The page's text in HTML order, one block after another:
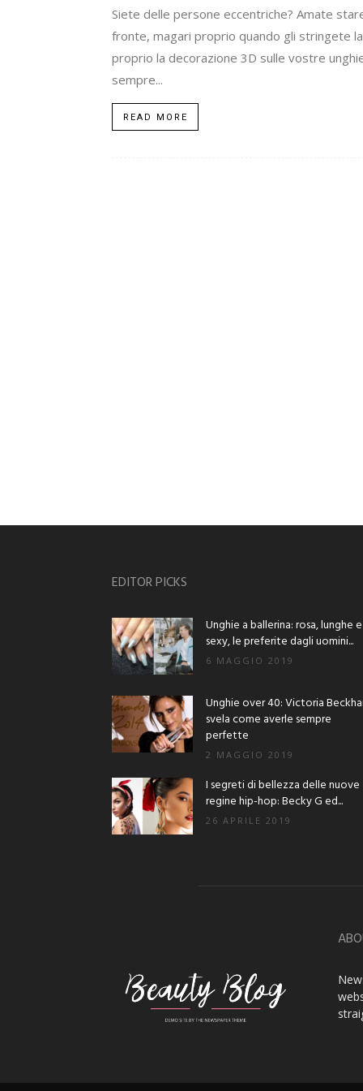
Siete delle persone eccentriche? Amate
fronte, magari proprio quando gli stringete
proprio la decorazione 3D sulle vostre
sempre...
READ MORE
EDITOR PICKS
Unghie a ballerina: rosa, lunghe e
sexy, le preferite dagli uomini...
6 MAGGIO 2019
Unghie over 40: Victoria
svela come averle sempre
perfette
2 MAGGIO 2019
I segreti di bellezza delle nuove
regine hip-hop: Becky G ed...
26 APRILE 2019